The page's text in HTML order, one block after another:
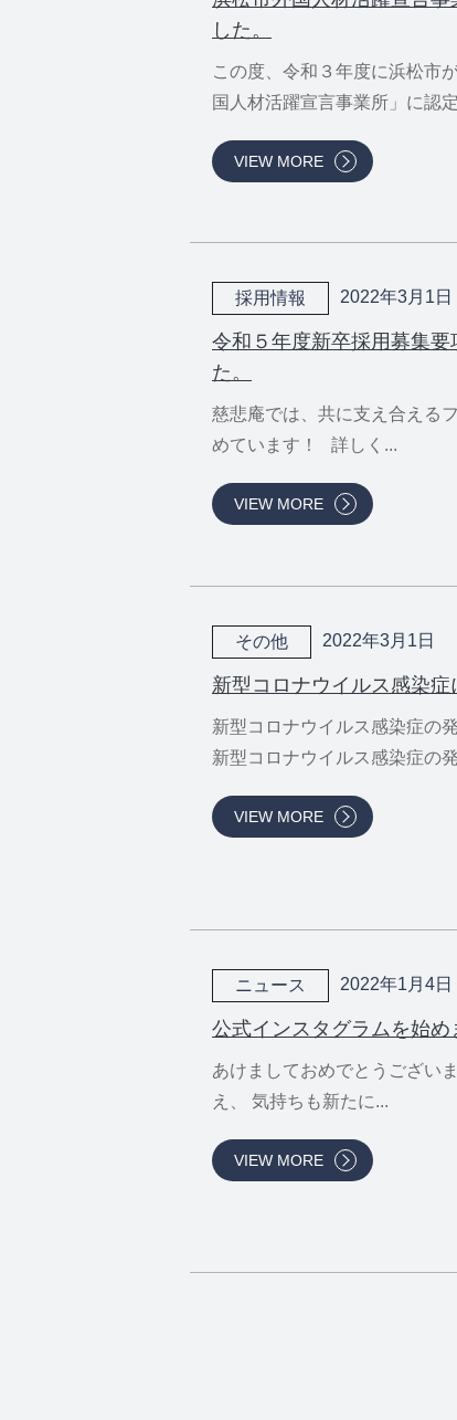
した。
この度、令和３年度に浜松市
国人材活躍宣言事業所」に認
VIEW MORE
採用情報 2022年3月1日
令和５年度新卒採用募集要
た。
慈悲庵では、共に支え合える
めています！ 詳しく...
VIEW MORE
その他 2022年3月1日
新型コロナウイルス感染
新型コロナウイルス感染症の
新型コロナウイルス感染症の
VIEW MORE
ニュース 2022年1月4日
公式インスタグラムを始め
あけましておめでとうござい
え、 気持ちも新たに...
VIEW MORE